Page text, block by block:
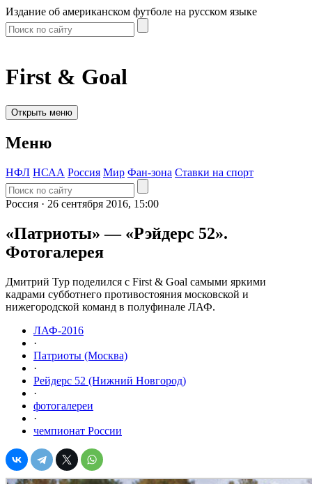
Издание об американском футболе на русском языке
First & Goal
Открыть меню
Меню
НФЛ НСАА Россия Мир Фан-зона Ставки на спорт
Россия · 26 сентября 2016, 15:00
«Патриоты» — «Рэйдерс 52».
Фотогалерея
Дмитрий Тур поделился с First & Goal самыми яркими
кадрами субботнего противостояния московской и
нижегородской команд в полуфинале ЛАФ.
ЛАФ-2016
·
Патриоты (Москва)
·
Рейдерс 52 (Нижний Новгород)
·
фотогалереи
·
чемпионат России